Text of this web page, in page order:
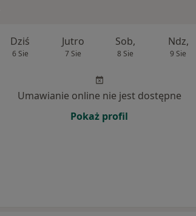
Dziś
6 Sie
Jutro
7 Sie
Sob,
8 Sie
Ndz,
9 Sie
Umawianie online nie jest dostępne
Pokaż profil